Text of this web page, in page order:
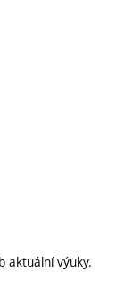
aktuální výuky.